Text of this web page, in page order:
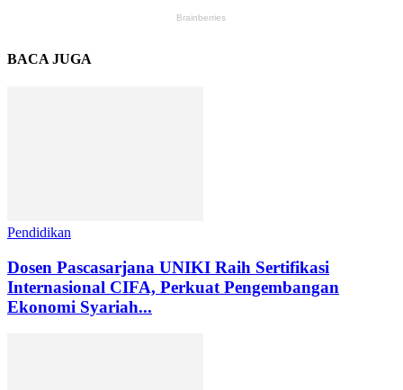
BACA JUGA
Pendidikan
Dosen Pascasarjana UNIKI Raih Sertifikasi
Internasional CIFA, Perkuat Pengembangan
Ekonomi Syariah...